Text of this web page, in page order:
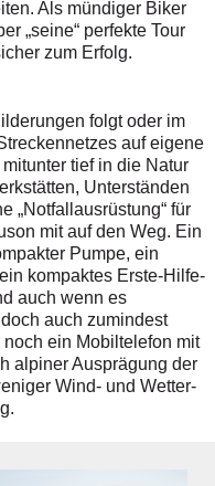
Als mündiger Biker
„seine“ perfekte Tour
zum Erfolg.
folgt oder im
auf eigene
tief in die Natur
Unterständen
„Notfallausrüstung“ für
mit auf den Weg. Ein
Pumpe, ein
kompaktes Erste-Hilfe-
auch wenn es
auch zumindest
ein Mobiltelefon mit
alpiner Ausprägung der
Wind- und Wetter­